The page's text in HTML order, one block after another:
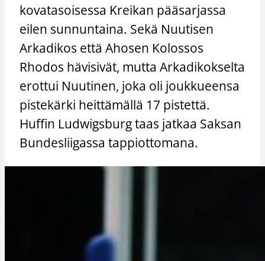
kovatasoisessa Kreikan pääsarjassa
eilen sunnuntaina. Sekä Nuutisen
Arkadikos että Ahosen Kolossos
Rhodos hävisivät, mutta Arkadikokselta
erottui Nuutinen, joka oli joukkueensa
pistekärki heittämällä 17 pistettä.
Huffin Ludwigsburg taas jatkaa Saksan
Bundesliigassa tappiottomana.